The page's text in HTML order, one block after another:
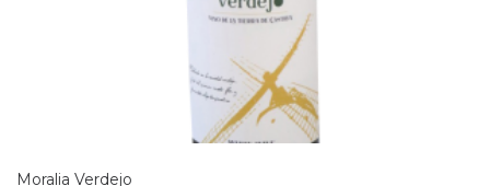
Moralia Verdejo